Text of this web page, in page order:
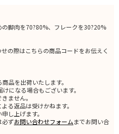
脚肉を70?80%、フレークを30?20%
際はこちらの商品コードをお伝えく
品を出荷いたします。
になる場合もございます。
ません。
る返品は受けかねます。
し上げます。
ずお問い合わせフォームまでお問い合